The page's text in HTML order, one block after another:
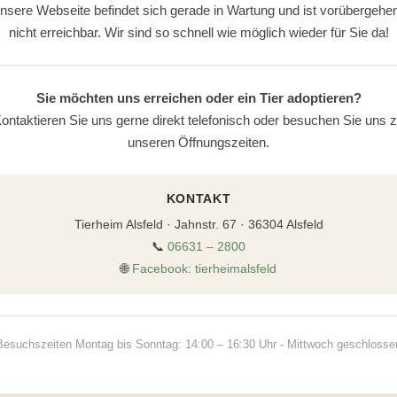
Webseite befindet sich gerade in Wartung und ist
nicht erreichbar. Wir sind so schnell wie möglich wieder für Sie da!
Sie möchten uns erreichen oder ein Tier adoptieren?
Sie uns gerne direkt telefonisch oder besuchen Sie uns
unseren Öffnungszeiten.
KONTAKT
Tierheim Alsfeld · Jahnstr. 67 · 36304 Alsfeld
📞 06631 – 2800
🌐 Facebook: tierheimalsfeld
Montag bis Sonntag: 14:00 – 16:30 Uhr - Mittwoch